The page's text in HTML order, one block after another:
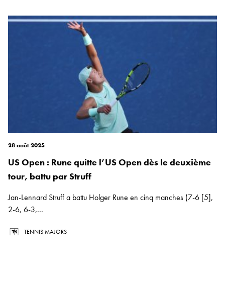
28 août 2025
US Open : Rune quitte l’US Open dès le deuxième
tour, battu par Struff
Jan-Lennard Struff a battu Holger Rune en cinq manches (7-6 [5],
2-6, 6-3,...
TENNIS MAJORS